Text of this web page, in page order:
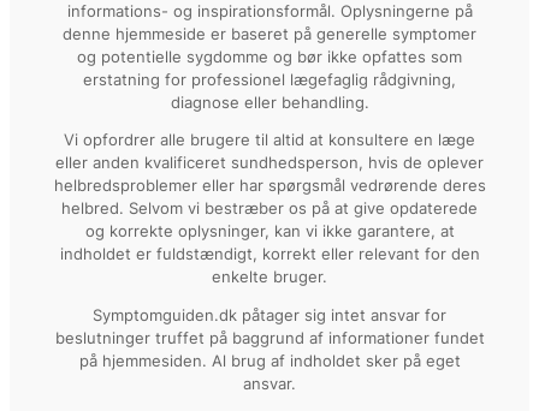
informations- og inspirationsformål. Oplysningerne på
denne hjemmeside er baseret på generelle symptomer
og potentielle sygdomme og bør ikke opfattes som
erstatning for professionel lægefaglig rådgivning,
diagnose eller behandling.
Vi opfordrer alle brugere til altid at konsultere en læge
eller anden kvalificeret sundhedsperson, hvis de oplever
helbredsproblemer eller har spørgsmål vedrørende deres
helbred. Selvom vi bestræber os på at give opdaterede
og korrekte oplysninger, kan vi ikke garantere, at
indholdet er fuldstændigt, korrekt eller relevant for den
enkelte bruger.
Symptomguiden.dk påtager sig intet ansvar for
beslutninger truffet på baggrund af informationer fundet
på hjemmesiden. Al brug af indholdet sker på eget
ansvar.